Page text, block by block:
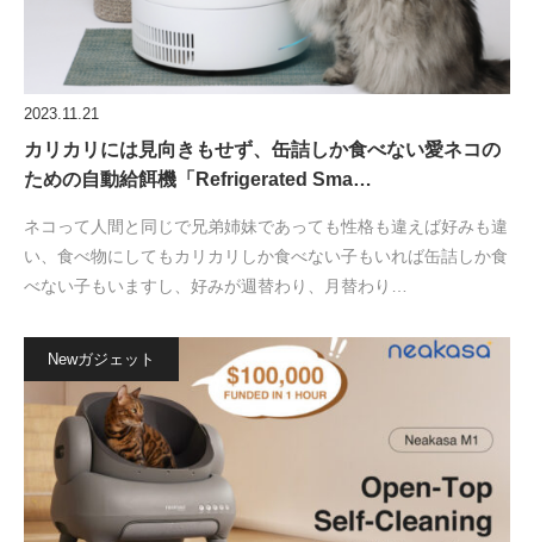
2023.11.21
カリカリには見向きもせず、缶詰しか食べない愛ネコの
ための自動給餌機「Refrigerated Sma…
ネコって人間と同じで兄弟姉妹であっても性格も違えば好みも違
い、食べ物にしてもカリカリしか食べない子もいれば缶詰しか食
べない子もいますし、好みが週替わり、月替わり…
Newガジェット